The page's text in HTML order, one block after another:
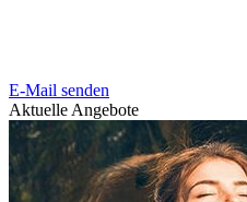
E-Mail senden
Aktuelle Angebote